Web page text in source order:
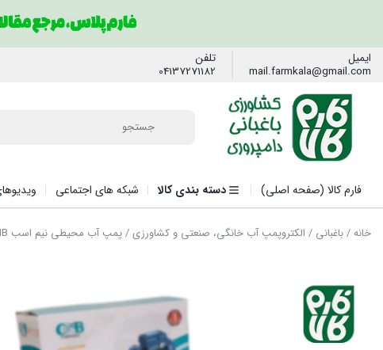
ایمیل
mail.farmkala@gmail.com
تلفن
04137271182
فارم کالا (صفحه اصلی) دسته بندی کالا شبکه های اجتماعی
خانه/باغبانی / الکتروپمپ آب خانگی، صنعتی و کشاورزی/ پمپ آب محیطی نیم اسب CNB